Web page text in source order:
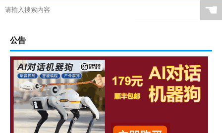
☚
公告